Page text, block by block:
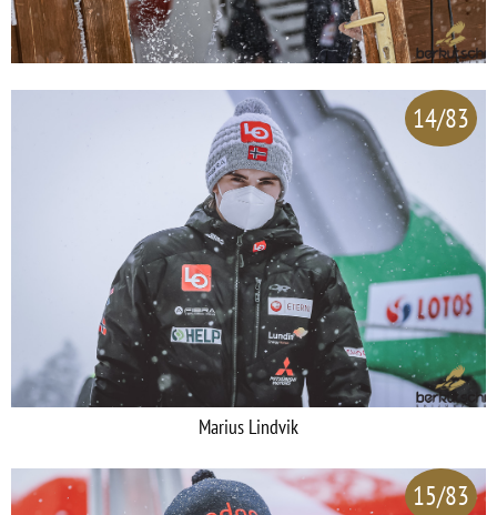
14/83
Marius Lindvik
15/83